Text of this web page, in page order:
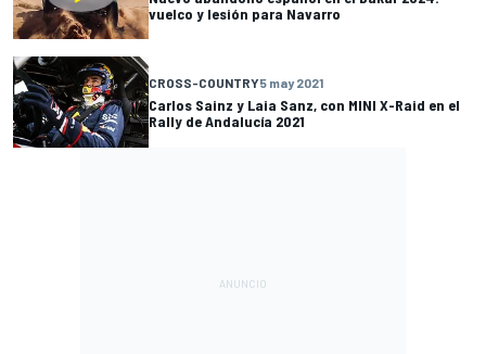
vuelco y lesión para Navarro
CROSS-COUNTRY5 may 2021
Carlos Sainz y Laia Sanz, con MINI X-Raid en el
Rally de Andalucía 2021